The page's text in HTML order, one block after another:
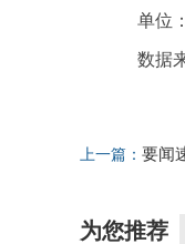
单位
数据
上一篇： 要闻
为您推荐